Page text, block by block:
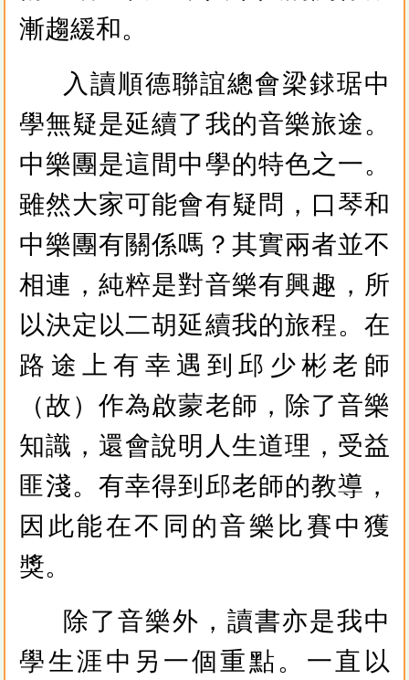
漸趨緩和。
入讀順德聯誼總會梁銶琚中
學無疑是延續了我的音樂旅途。
中樂團是這間中學的特色之一。
雖然大家可能會有疑問，口琴和
中樂團有關係嗎？其實兩者並不
相連，純粹是對音樂有興趣，所
以決定以二胡延續我的旅程。在
路途上有幸遇到邱少彬老師
（故）作為啟蒙老師，除了音樂
知識，還會說明人生道理，受益
匪淺。有幸得到邱老師的教導，
因此能在不同的音樂比賽中獲
獎。
除了音樂外，讀書亦是我中
學生涯中另一個重點。一直以